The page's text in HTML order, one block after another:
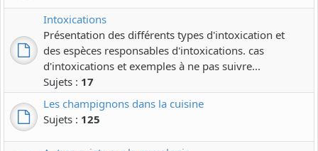
Intoxications
Présentation des différents types d'intoxication et
des espèces responsables d'intoxications. cas
d'intoxications et exemples à ne pas suivre...
Sujets : 17
Les champignons dans la cuisine
Sujets : 125